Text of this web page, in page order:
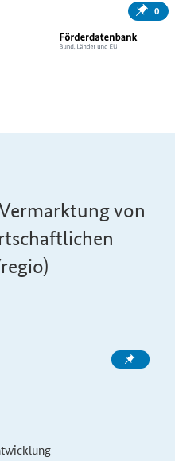
0
von